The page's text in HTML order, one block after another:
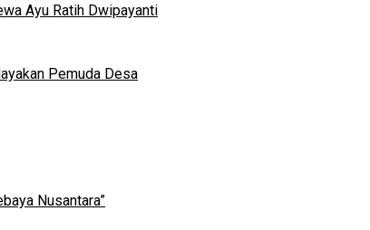
Ayu Ratih Dwipayanti
Pemuda Desa
Nusantara”